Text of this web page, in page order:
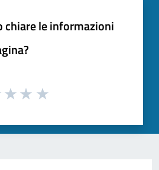
chiare le informazioni